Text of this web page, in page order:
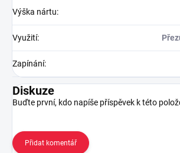
Výška nártu:
Využití:
Zapínání:
Diskuze
Buďte první, kdo napíše příspěvek k této
Přidat komentář